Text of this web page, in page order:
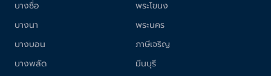
บางซื่อ
บางนา
บางบอน
บางพลัด
พระโขนง
พระนคร
ภาษีเจริญ
มีนบุรี